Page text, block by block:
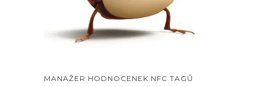
MANAŽER HODNOCENEK NFC TAGŮ